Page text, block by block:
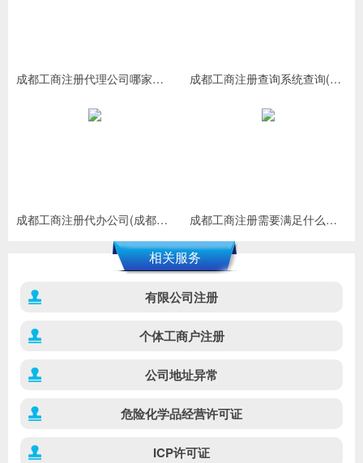
成都工商注册代理公司哪家好(成都工商代理哪个公司做得好) 成都工商注册查询系统查询(成都工商营业执照查询系统)
成都工商注册代办公司(成都注册公司代办哪家好) 成都工商注册需要满足什么条件(工商注册需要多久时间)
相关服务
有限公司注册
个体工商户注册
公司地址异常
危险化学品经营许可证
ICP许可证